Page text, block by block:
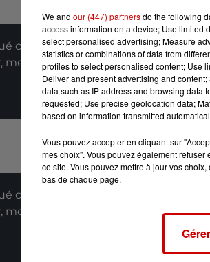
compte-tenu du refus du dépôt de
merci de nous donner votre accord
Afficher l'élément
compte-tenu du refus du dépôt de
merci de nous donner votre accord
We and our (447) partnersdo the following
access information on a device; Use limited
select personalised advertising; Measure
statistics or combinations of data from
profiles to select personalised content; Use
Deliver and present advertising and
data such as IP address and browsing data
requested; Use precise geolocation data;
based on information transmitted
Vous pouvez accepter en cliquant sur
mes choix". Vous pouvez également
ce site. Vous pouvez mettre à jour vos
bas de chaque page.